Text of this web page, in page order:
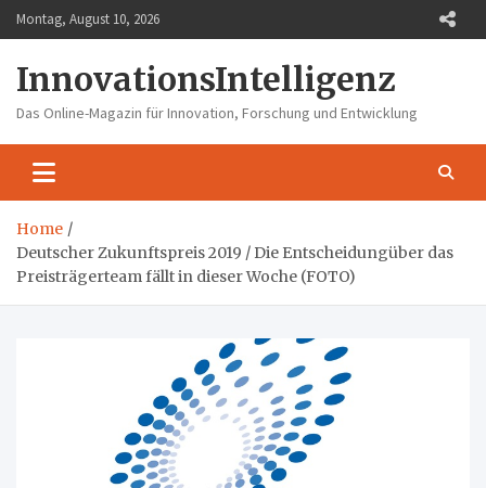
Skip
to
Montag, August 10, 2026
InnovationsIntelligenz
Das Online-Magazin für Innovation, Forschung und Entwicklung
Home
Deutscher Zukunftspreis 2019 / Die Entscheidungüber das
Preisträgerteam fällt in dieser Woche (FOTO)